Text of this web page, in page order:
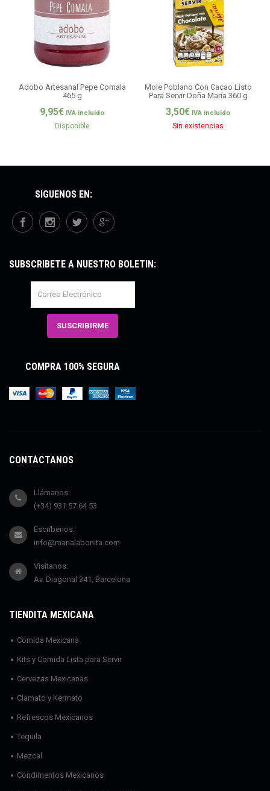
Adobo Artesanal Pepe Comala
465 g
9,95€ IVA incluido
Disponible
Mole Poblano Con Cacao Listo
Para Servir Doña María 360 g
3,50€ IVA incluido
Sin existencias
SÍGUENOS EN:
SUBSCRÍBETE A NUESTRO BOLETÍN:
COMPRA 100% SEGURA
CONTÁCTANOS
Llámanos:
(+34) 931 57 64 53
Escríbenos:
info@marialabonita.com
Visítanos:
Av. Diagonal 341, Barcelona
TIENDITA MEXICANA
Comida Mexicana
Kits y Comida Lista para Servir
Cervezas Mexicanas
Clamato y Kermato
Refrescos Mexicanos
Tequila
Mezcal
Condimentos Mexicanos